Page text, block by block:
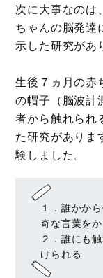
次に大事なのは
ちゃんの脳発達
示した研究があ
生後７ヵ月の赤
の帽子（脳波計
者から触れられ
た研究がありま
験しました。
１．誰かか
奇な言葉を
２．誰にも
けられる